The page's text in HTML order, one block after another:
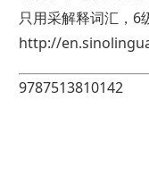
只用采解释词汇，6
http://
9787513810142